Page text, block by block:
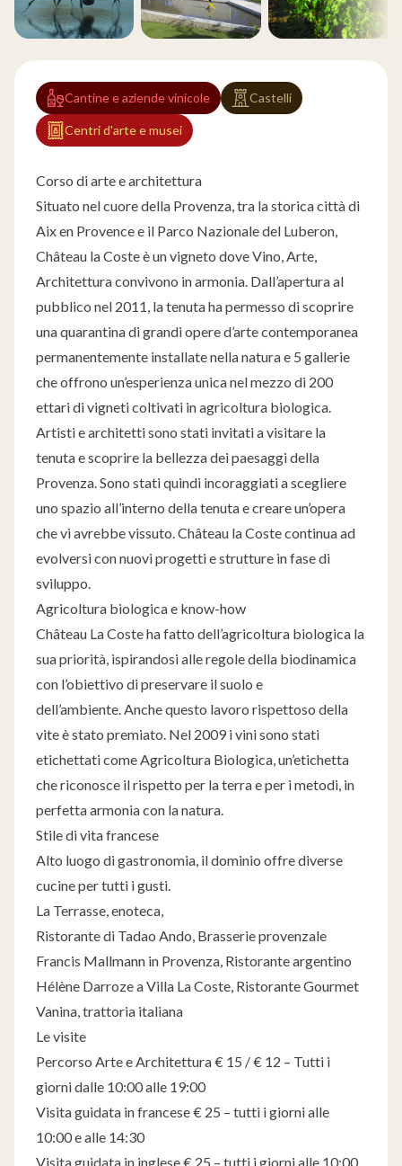
Cantine e aziende vinicole Castelli
Centri d'arte e musei
Corso di arte e architettura
Situato nel cuore della Provenza, tra la storica città di
Aix en Provence e il Parco Nazionale del Luberon,
Château la Coste è un vigneto dove Vino, Arte,
Architettura convivono in armonia. Dall’apertura al
pubblico nel 2011, la tenuta ha permesso di scoprire
una quarantina di grandi opere d’arte contemporanea
permanentemente installate nella natura e 5 gallerie
che offrono un’esperienza unica nel mezzo di 200
ettari di vigneti coltivati ​​in agricoltura biologica.
Artisti e architetti sono stati invitati a visitare la
tenuta e scoprire la bellezza dei paesaggi della
Provenza. Sono stati quindi incoraggiati a scegliere
uno spazio all’interno della tenuta e creare un’opera
che vi avrebbe vissuto. Château la Coste continua ad
evolversi con nuovi progetti e strutture in fase di
sviluppo.
Agricoltura biologica e know-how
Château La Coste ha fatto dell’agricoltura biologica la
sua priorità, ispirandosi alle regole della biodinamica
con l’obiettivo di preservare il suolo e
dell’ambiente. Anche questo lavoro rispettoso della
vite è stato premiato. Nel 2009 i vini sono stati
etichettati come Agricoltura Biologica, un’etichetta
che riconosce il rispetto per la terra e per i metodi, in
perfetta armonia con la natura.
Stile di vita francese
Alto luogo di gastronomia, il dominio offre diverse
cucine per tutti i gusti.
La Terrasse, enoteca,
Ristorante di Tadao Ando, ​​Brasserie provenzale
Francis Mallmann in Provenza, Ristorante argentino
Hélène Darroze a Villa La Coste, Ristorante Gourmet
Vanina, trattoria italiana
Le visite
Percorso Arte e Architettura € 15 / € 12 – Tutti i
giorni dalle 10:00 alle 19:00
Visita guidata in francese € 25 – tutti i giorni alle
10:00 e alle 14:30
Visita guidata in inglese € 25 – tutti i giorni alle 10:00